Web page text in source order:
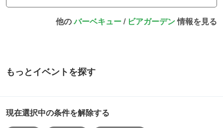
他のバーベキュー/ ビアガーデン情報を見る
もっとイベントを探す
現在選択中の条件を解除する